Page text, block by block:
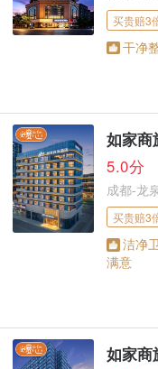
买贵赔3
干净
5.0分
成都-龙
买贵赔3
洁净
满意